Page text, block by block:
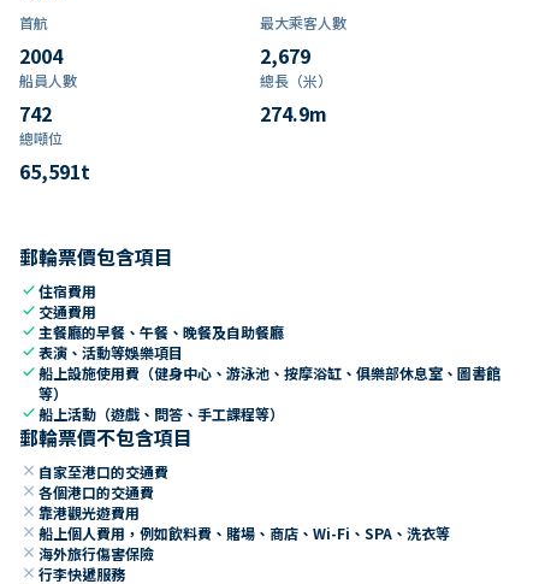
首航
2004
最大乘客人數
2,679
船員人數
742
總長（米）
274.9m
總噸位
65,591t
郵輪票價包含項目
check住宿費用
check 交通費用
check 主餐廳的早餐、午餐、晚餐及自助餐廳
check表演、活動等娛樂項目
check船上設施使用費（健身中心、游泳池、按摩浴缸、俱樂部休息室、圖書館
等）
check船上活動（遊戲、問答、手工課程等）
郵輪票價不包含項目
close 自家至港口的交通費
close 各個港口的交通費
close 靠港觀光遊費用
close 船上個人費用，例如飲料費、賭場、商店、Wi-Fi、SPA、洗衣等
close 海外旅行傷害保險
close 行李快遞服務